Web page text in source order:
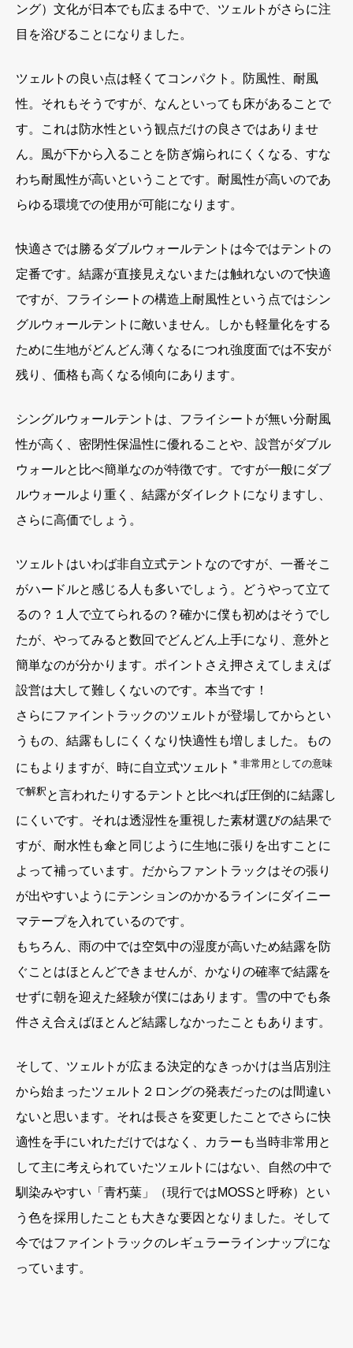
ング）文化が日本でも広まる中で、ツェルトがさらに注
目を浴びることになりました。
ツェルトの良い点は軽くてコンパクト。防風性、耐風
性。それもそうですが、なんといっても床があることで
す。これは防水性という観点だけの良さではありませ
ん。風が下から入ることを防ぎ煽られにくくなる、すな
わち耐風性が高いということです。耐風性が高いのであ
らゆる環境での使用が可能になります。
快適さでは勝るダブルウォールテントは今ではテントの
定番です。結露が直接見えないまたは触れないので快適
ですが、フライシートの構造上耐風性という点ではシン
グルウォールテントに敵いません。しかも軽量化をする
ために生地がどんどん薄くなるにつれ強度面では不安が
残り、価格も高くなる傾向にあります。
シングルウォールテントは、フライシートが無い分耐風
性が高く、密閉性保温性に優れることや、設営がダブル
ウォールと比べ簡単なのが特徴です。ですが一般にダブ
ルウォールより重く、結露がダイレクトになりますし、
さらに高価でしょう。
ツェルトはいわば非自立式テントなのですが、一番そこ
がハードルと感じる人も多いでしょう。どうやって立て
るの？１人で立てられるの？確かに僕も初めはそうでし
たが、やってみると数回でどんどん上手になり、意外と
簡単なのが分かります。ポイントさえ押さえてしまえば
設営は大して難しくないのです。本当です！
さらにファイントラックのツェルトが登場してからとい
うもの、結露もしにくくなり快適性も増しました。もの
にもよりますが、時に自立式ツェルト ＊非常用としての意味
で解釈 と言われたりするテントと比べれば圧倒的に結露し
にくいです。それは透湿性を重視した素材選びの結果で
すが、耐水性も傘と同じように生地に張りを出すことに
よって補っています。だからファントラックはその張り
が出やすいようにテンションのかかるラインにダイニー
マテープを入れているのです。
もちろん、雨の中では空気中の湿度が高いため結露を防
ぐことはほとんどできませんが、かなりの確率で結露を
せずに朝を迎えた経験が僕にはあります。雪の中でも条
件さえ合えばほとんど結露しなかったこともあります。
そして、ツェルトが広まる決定的なきっかけは当店別注
から始まったツェルト２ロングの発表だったのは間違い
ないと思います。それは長さを変更したことでさらに快
適性を手にいれただけではなく、カラーも当時非常用と
して主に考えられていたツェルトにはない、自然の中で
馴染みやすい「青朽葉」（現行ではMOSSと呼称）とい
う色を採用したことも大きな要因となりました。そして
今ではファイントラックのレギュラーラインナップにな
っています。